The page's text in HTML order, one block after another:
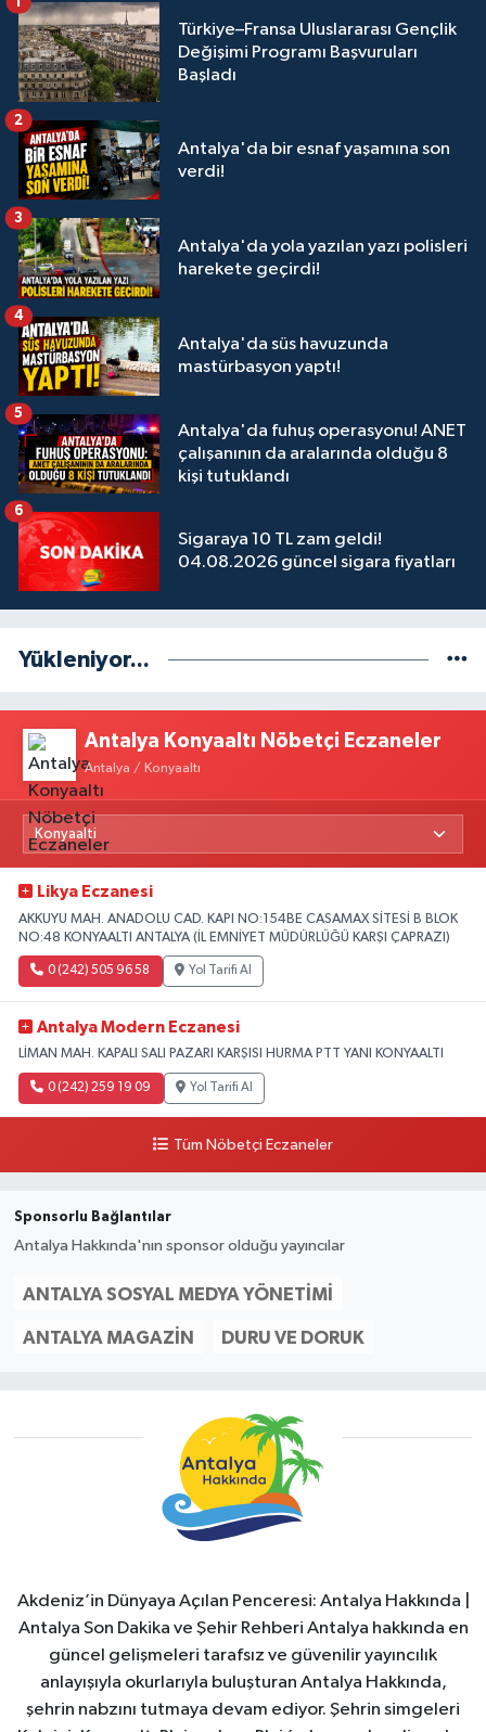
Türkiye–Fransa Uluslararası Gençlik
Değişimi Programı Başvuruları
Başladı
Antalya'da bir esnaf yaşamına son
verdi!
2
Antalya'da yola yazılan yazı polisleri
harekete geçirdi!
3
Antalya'da süs havuzunda
mastürbasyon yaptı!
4
Antalya'da fuhuş operasyonu! ANET
çalışanının da aralarında olduğu 8
kişi tutuklandı
5
Sigaraya 10 TL zam geldi!
04.08.2026 güncel sigara fiyatları
6
Yükleniyor...
Antalya Konyaaltı Nöbetçi Eczaneler
Antalya / Konyaaltı
Likya Eczanesi
AKKUYU MAH. ANADOLU CAD. KAPI NO:154BE CASAMAX SİTESİ B BLOK
NO:48 KONYAALTI ANTALYA (İL EMNİYET MÜDÜRLÜĞÜ KARŞI ÇAPRAZI)
0 (242) 505 96 58 Yol Tarifi Al
Antalya Modern Eczanesi
LİMAN MAH. KAPALI SALI PAZARI KARŞISI HURMA PTT YANI KONYAALTI
0 (242) 259 19 09 Yol Tarifi Al
Tüm Nöbetçi Eczaneler
Sponsorlu Bağlantılar
Antalya Hakkında'nın sponsor olduğu yayıncılar
ANTALYA SOSYAL MEDYA YÖNETIMI
ANTALYA MAGAZIN DURU VE DORUK
Akdeniz’in Dünyaya Açılan Penceresi: Antalya Hakkında |
Antalya Son Dakika ve Şehir Rehberi Antalya hakkında en
güncel gelişmeleri tarafsız ve güvenilir yayıncılık
anlayışıyla okurlarıyla buluşturan Antalya Hakkında,
şehrin nabzını tutmaya devam ediyor. Şehrin simgeleri